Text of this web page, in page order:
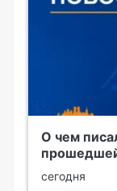
О чем
сегодня